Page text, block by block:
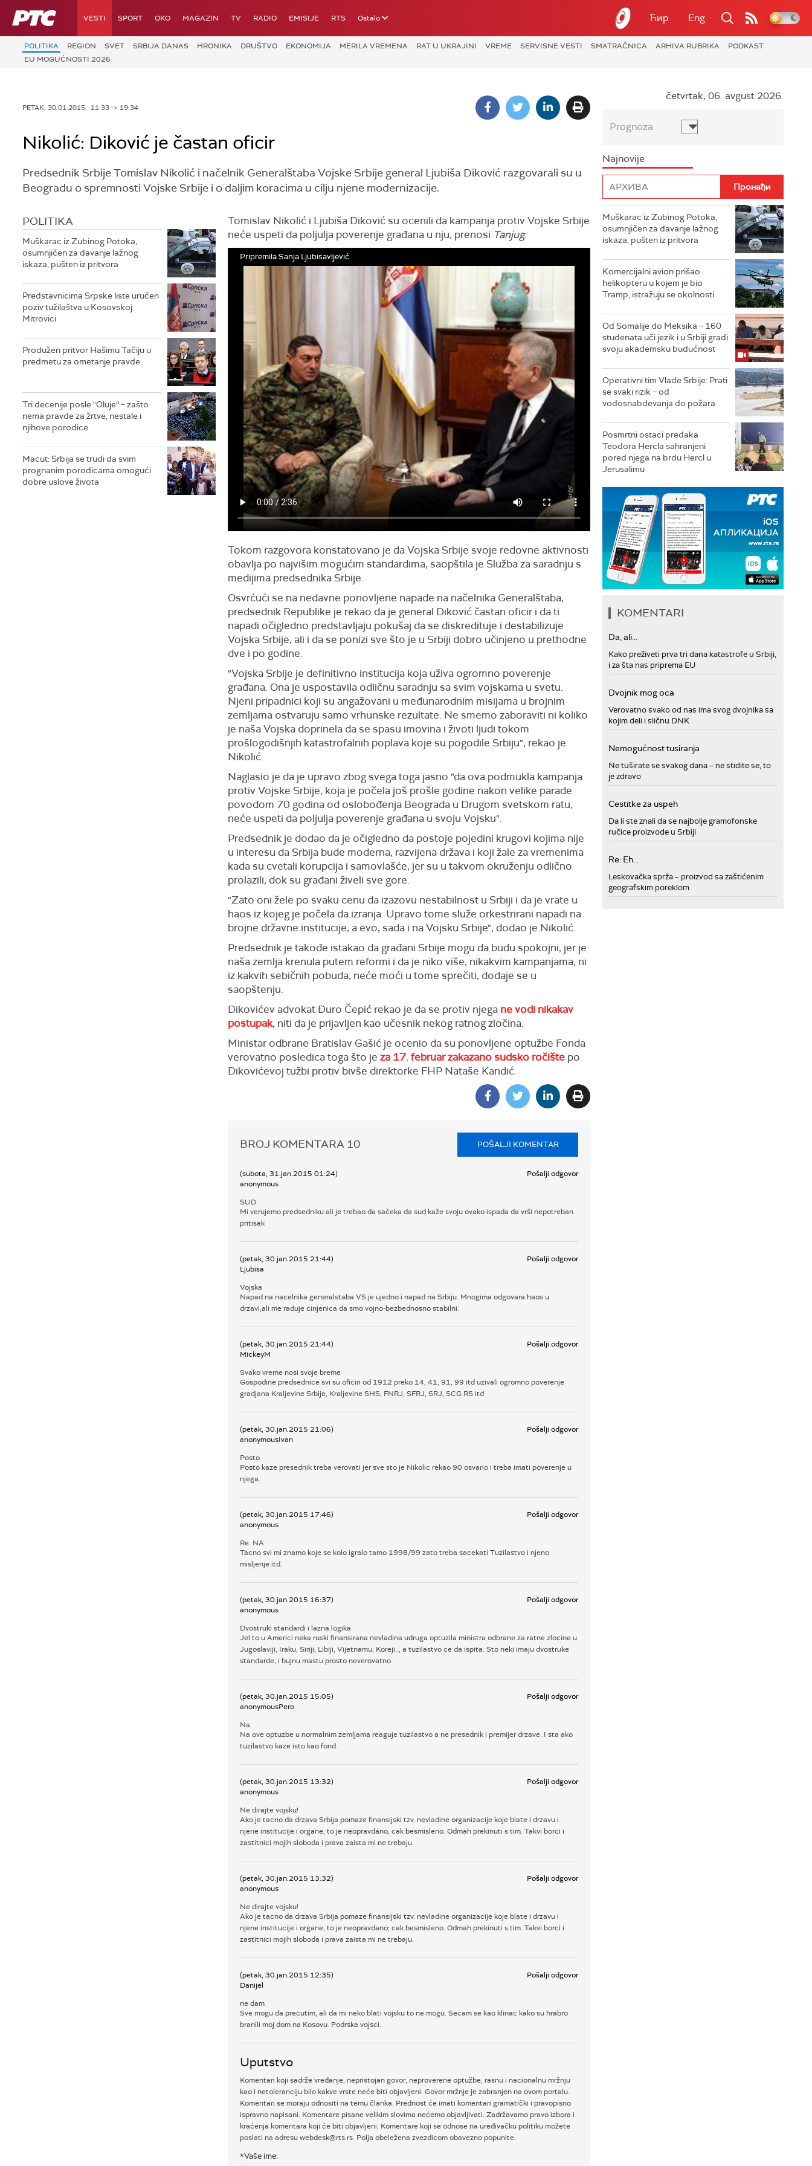
RTS VESTI SPORT OKO MAGAZIN TV RADIO EMISIJE RTS Ostalo Ћир Eng
POLITIKA REGION SVET SRBIJA DANAS HRONIKA DRUŠTVO EKONOMIJA MERILA VREMENA RAT U UKRAJINI VREME SERVISNE VESTI SMATRAČNICA ARHIVA RUBRIKA
PODKAST
EU MOGUĆNOSTI 2026
PETAK, 30.01.2015, 11:33 -> 19:34
Nikolić: Diković je častan oficir
Predsednik Srbije Tomislav Nikolić i načelnik Generalštaba Vojske Srbije general Ljubiša Diković razgovarali su u
Beogradu o spremnosti Vojske Srbije i o daljim koracima u cilju njene modernizacije.
POLITIKA
Muškarac iz Zubinog Potoka,
osumnjičen za davanje lažnog
iskaza, pušten iz pritvora
Predstavnicima Srpske liste uručen
poziv tužilaštva u Kosovskoj
Mitrovici
Produžen pritvor Hašimu Tačiju u
predmetu za ometanje pravde
Tri decenije posle "Oluje“ – zašto
nema pravde za žrtve, nestale i
njihove porodice
Macut: Srbija se trudi da svim
prognanim porodicama omogući
dobre uslove života
Tomislav Nikolić i Ljubiša Diković su ocenili da kampanja protiv Vojske Srbije
neće uspeti da poljulja poverenje građana u nju, prenosi Tanjug.
Pripremila Sanja Ljubisavljević
Tokom razgovora konstatovano je da Vojska Srbije svoje redovne aktivnosti
obavlja po najvišim mogućim standardima, saopštila je Služba za saradnju s
medijima predsednika Srbije.
Osvrćući se na nedavne ponovljene napade na načelnika Generalštaba,
predsednik Republike je rekao da je general Diković častan oficir i da ti
napadi očigledno predstavljaju pokušaj da se diskredituje i destabilizuje
Vojska Srbije, ali i da se ponizi sve što je u Srbiji dobro učinjeno u prethodne
dve i po godine.
"Vojska Srbije je definitivno institucija koja uživa ogromno poverenje
građana. Ona je uspostavila odličnu saradnju sa svim vojskama u svetu.
Njeni pripadnici koji su angažovani u međunarodnim misijama u brojnim
zemljama ostvaruju samo vrhunske rezultate. Ne smemo zaboraviti ni koliko
je naša Vojska doprinela da se spasu imovina i životi ljudi tokom
prošlogodišnjih katastrofalnih poplava koje su pogodile Srbiju", rekao je
Nikolić.
Naglasio je da je upravo zbog svega toga jasno "da ova podmukla kampanja
protiv Vojske Srbije, koja je počela još prošle godine nakon velike parade
povodom 70 godina od oslobođenja Beograda u Drugom svetskom ratu,
neće uspeti da poljulja poverenje građana u svoju Vojsku".
Predsednik je dodao da je očigledno da postoje pojedini krugovi kojima nije
u interesu da Srbija bude moderna, razvijena država i koji žale za vremenima
kada su cvetali korupcija i samovlašće, jer su u takvom okruženju odlično
prolazili, dok su građani živeli sve gore.
"Zato oni žele po svaku cenu da izazovu nestabilnost u Srbiji i da je vrate u
haos iz kojeg je počela da izranja. Upravo tome služe orkestrirani napadi na
brojne državne institucije, a evo, sada i na Vojsku Srbije", dodao je Nikolić.
Predsednik je takođe istakao da građani Srbije mogu da budu spokojni, jer je
naša zemlja krenula putem reformi i da je niko više, nikakvim kampanjama, ni
iz kakvih sebičnih pobuda, neće moći u tome sprečiti, dodaje se u
saopštenju.
Dikovićev advokat Đuro Čepić rekao je da se protiv njega ne vodi nikakav
postupak, niti da je prijavljen kao učesnik nekog ratnog zločina.
Ministar odbrane Bratislav Gašić je ocenio da su ponovljene optužbe Fonda
verovatno posledica toga što je za 17. februar zakazano sudsko ročište po
Dikovićevoj tužbi protiv bivše direktorke FHP Nataše Kandić.
BROJ KOMENTARA 10 POŠALJI KOMENTAR
(subota, 31.jan.2015 01:24)
anonymous
Pošalji odgovor
SUD
Mi verujemo predsedniku ali je trebao da sačeka da sud kaže svoju ovako ispada da vrši nepotreban
pritisak
(petak, 30.jan.2015 21:44)
Ljubisa
Pošalji odgovor
Vojska
Napad na nacelnika generalstaba VS je ujedno i napad na Srbiju. Mnogima odgovara haos u
drzavi,ali me raduje cinjenica da smo vojno-bezbednosno stabilni.
(petak, 30.jan.2015 21:44)
MickeyM
Pošalji odgovor
Svako vreme nosi svoje breme
Gospodine predsednice svi su oficiri od 1912 preko 14, 41, 91, 99 itd uzivali ogromno poverenje
gradjana Kraljevine Srbije, Kraljevine SHS, FNRJ, SFRJ, SRJ, SCG RS itd
(petak, 30.jan.2015 21:06)
anonymousIvan
Pošalji odgovor
Posto
Posto kaze presednik treba verovati jer sve sto je Nikolic rekao 90 osvario i treba imati poverenje u
njega.
(petak, 30.jan.2015 17:46)
anonymous
Pošalji odgovor
Re. NA
Tacno svi mi znamo koje se kolo igralo tamo 1998/99 zato treba sacekati Tuzilastvo i njeno
misljenje itd.
(petak, 30.jan.2015 16:37)
anonymous
Pošalji odgovor
Dvostruki standardi i lazna logika
Jel to u Americi neka ruski finansirana nevladina udruga optuzila ministra odbrane za ratne zlocine u
Jugoslaviji, Iraku, Siriji, Libiji, Vijetnamu, Koreji.., a tuzilastvo ce da ispita. Sto neki imaju dvostruke
standarde, i bujnu mastu prosto neverovatno.
(petak, 30.jan.2015 15:05)
anonymousPero
Pošalji odgovor
Na
Na ove optuzbe u normalnim zemljama reaguje tuzilastvo a ne presednik i premijer drzave .I sta ako
tuzilastvo kaze isto kao fond.
(petak, 30.jan.2015 13:32)
anonymous
Pošalji odgovor
Ne dirajte vojsku!
Ako je tacno da drzava Srbija pomaze finansijski tzv. nevladine organizacije koje blate i drzavu i
njene institucije i organe, to je neopravdano; cak besmisleno. Odmah prekinuti s tim. Takvi borci i
zastitnici mojih sloboda i prava zaista mi ne trebaju.
(petak, 30.jan.2015 13:32)
anonymous
Pošalji odgovor
Ne dirajte vojsku!
Ako je tacno da drzava Srbija pomaze finansijski tzv. nevladine organizacije koje blate i drzavu i
njene institucije i organe, to je neopravdano; cak besmisleno. Odmah prekinuti s tim. Takvi borci i
zastitnici mojih sloboda i prava zaista mi ne trebaju.
(petak, 30.jan.2015 12:35)
Danijel
Pošalji odgovor
ne dam
Sve mogu da precutim, ali da mi neko blati vojsku to ne mogu. Secam se kao klinac kako su hrabro
branili moj dom na Kosovu. Podrska vojsci.
Uputstvo
Komentari koji sadrže vređanje, nepristojan govor, neproverene optužbe, rasnu i nacionalnu mržnju
kao i netoleranciju bilo kakve vrste neće biti objavljeni. Govor mržnje je zabranjen na ovom portalu.
Komentari se moraju odnositi na temu članka. Prednost će imati komentari gramatički i pravopisno
ispravno napisani. Komentare pisane velikim slovima nećemo objavljivati. Zadržavamo pravo izbora i
kraćenja komentara koji će biti objavljeni. Komentare koji se odnose na uređivačku politiku možete
poslati na adresu webdesk@rts.rs. Polja obeležena zvezdicom obavezno popunite.
*Vaše ime:
četvrtak, 06. avgust 2026.
Prognoza
Najnovije
Muškarac iz Zubinog Potoka,
osumnjičen za davanje lažnog
iskaza, pušten iz pritvora
Komercijalni avion prišao
helikopteru u kojem je bio
Tramp, istražuju se okolnosti
Od Somalije do Meksika – 160
studenata uči jezik i u Srbiji gradi
svoju akademsku budućnost
Operativni tim Vlade Srbije: Prati
se svaki rizik – od
vodosnabdevanja do požara
Posmrtni ostaci predaka
Teodora Hercla sahranjeni
pored njega na brdu Hercl u
Jerusalimu
KOMENTARI
Da, ali...
Kako preživeti prva tri dana katastrofe u Srbiji,
i za šta nas priprema EU
Dvojnik mog oca
Verovatno svako od nas ima svog dvojnika sa
kojim deli i sličnu DNK
Nemogućnost tusiranja
Ne tuširate se svakog dana – ne stidite se, to
je zdravo
Cestitke za uspeh
Da li ste znali da se najbolje gramofonske
ručice proizvode u Srbiji
Re: Eh...
Leskovačka sprža – proizvod sa zaštićenim
geografskim poreklom